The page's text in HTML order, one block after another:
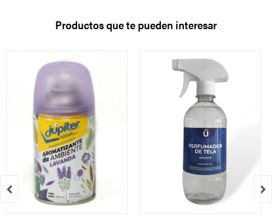
Productos que te pueden interesar
 